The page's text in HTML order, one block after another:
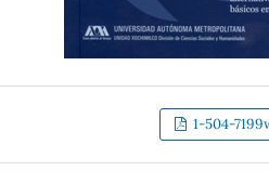
1-504-